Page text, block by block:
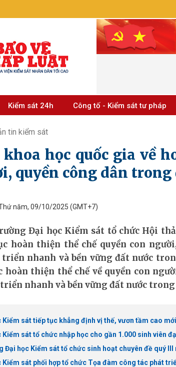
Kiểm sát 24h Công tố - Kiểm sát tư pháp
tin kiểm sát
học quốc gia về
quyền công dân
năm, 09/10/2025 (GMT+7)
Đại học Kiểm sát tổ chức Hội
hoàn thiện thể chế quyền con
nhanh và bền vững đất nước
hoàn thiện thể chế về quyền con
nhanh và bền vững đất nước
sát tiếp tục khẳng định vị thế, vươn tầm cao mới
sát tổ chức nhập học cho gần 1.000 sinh viên
Đại học Kiểm sát tổ chức sinh hoạt chuyên đề quý III
sát phối hợp tổ chức Tọa đàm công tác phát